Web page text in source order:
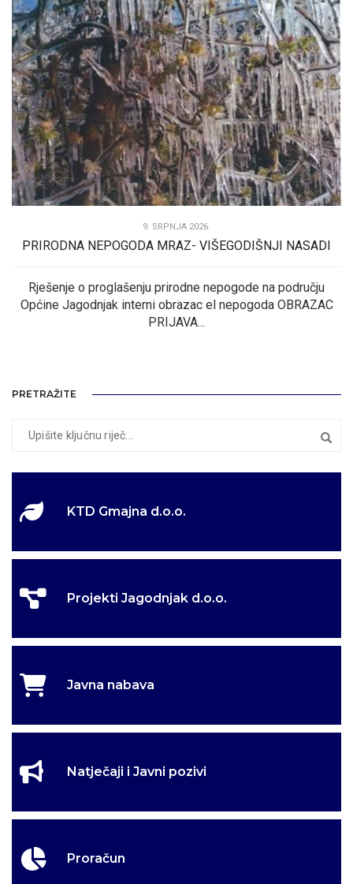
9. SRPNJA 2026.
PRIRODNA NEPOGODA MRAZ- VIŠEGODIŠNJI NASADI
Rješenje o proglašenju prirodne nepogode na području
Općine Jagodnjak interni obrazac el nepogoda OBRAZAC
PRIJAVA...
PRETRAŽITE
KTD Gmajna d.o.o.
Projekti Jagodnjak d.o.o.
Javna nabava
Natječaji i Javni pozivi
Proračun